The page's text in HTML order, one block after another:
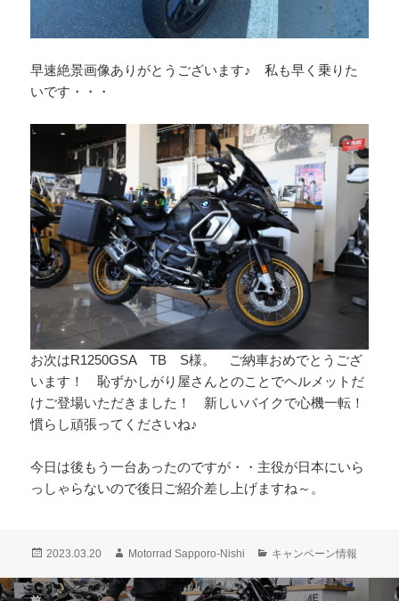
早速絶景画像ありがとうございます♪ 私も早く乗りた
いです・・・
お次はR1250GSA TB S様。 ご納車おめでとうござ
います！ 恥ずかしがり屋さんとのことでヘルメットだ
けご登場いただきました！ 新しいバイクで心機一転！
慣らし頑張ってくださいね♪
今日は後もう一台あったのですが・・主役が日本にいら
っしゃらないので後日ご紹介差し上げますね～。
投
日:
2023.03.20
作
者
Motorrad Sapporo-Nishi
カ
ゴ
キャンペーン情報
投